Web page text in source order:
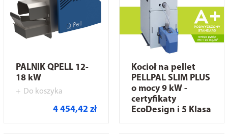
PALNIK QPELL 12-
18 kW
Do koszyka
4 454,42 zł
Kocioł na pellet
PELLPAL SLIM PLUS
o mocy 9 kW -
certyfikaty
EcoDesign i 5 Klasa